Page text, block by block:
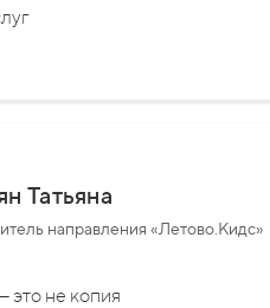
Татьяна
направления «Летово.Кидс»
это не копия